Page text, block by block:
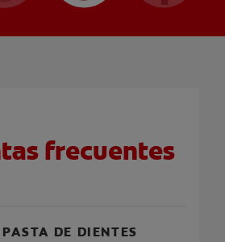
frecuentes
DE DIENTES